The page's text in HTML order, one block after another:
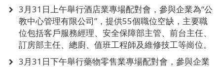
3月31日上午舉行酒店業專場配對會，參與企業為“公
教中心管理有限公司”，提供55個職位空缺，主要職
位包括客戶服務經理、安全保障部主管、前台主任、
訂房部主任、總廚、值班工程師及維修技工等崗位。
3月31日下午舉行藥物零售業專場配對會，參與企業